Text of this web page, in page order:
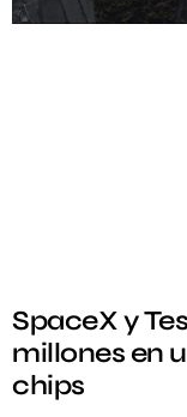
SpaceX y
millones en
chips